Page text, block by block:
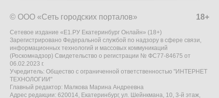
18+
© ООО «Сеть городских порталов»
Сетевое издание «Е1.РУ Екатеринбург Онлайн» (18+)
Зарегистрировано Федеральной службой по надзору в сфере связи,
информационных технологий и массовых коммуникаций
(Роскомнадзор) Свидетельство о регистрации № ФС77-84675 от
06.02.2023 г.
Учредитель: Общество с ограниченной ответственностью "ИНТЕРНЕТ
ТЕХНОЛОГИИ"
Главный редактор: Малкова Марина Андреевна
Адрес редакции: 620014, Екатеринбург, ул. Шейнкмана, 10, 3-й этаж,